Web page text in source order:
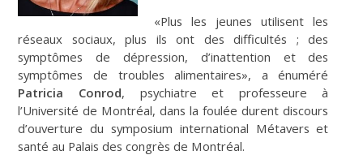
«Plus les jeunes utilisent les
réseaux sociaux, plus ils ont des difficultés ; des
symptômes de dépression, d’inattention et des
symptômes de troubles alimentaires», a énuméré
Patricia Conrod, psychiatre et professeure à
l’Université de Montréal, dans la foulée durent discours
d’ouverture du symposium international Métavers et
santé au Palais des congrès de Montréal.